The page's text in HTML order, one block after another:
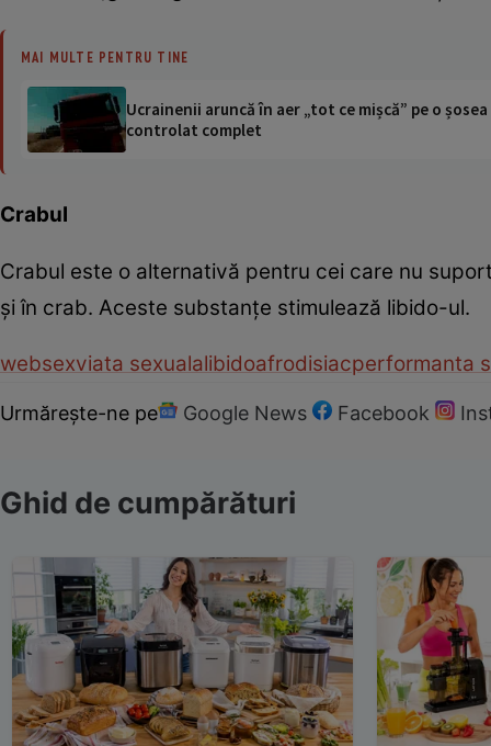
MAI MULTE PENTRU TINE
Ucrainenii aruncă în aer „tot ce mișcă” pe o
controlat complet
Crabul
Crabul este o alternativă pentru cei care nu
şi în crab. Aceste substanţe stimulează libido-ul.
websexviata sexualalibidoafrodisiacperformanta
Urmărește-ne pe Google News Facebook
Ghid de cumpărături